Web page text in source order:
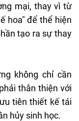
mại, thay vì từ
hoa" để thể hiện
tạo ra sự thay
không chỉ cần
thân thiện với
tiên thiết kế tái
hủy sinh học.